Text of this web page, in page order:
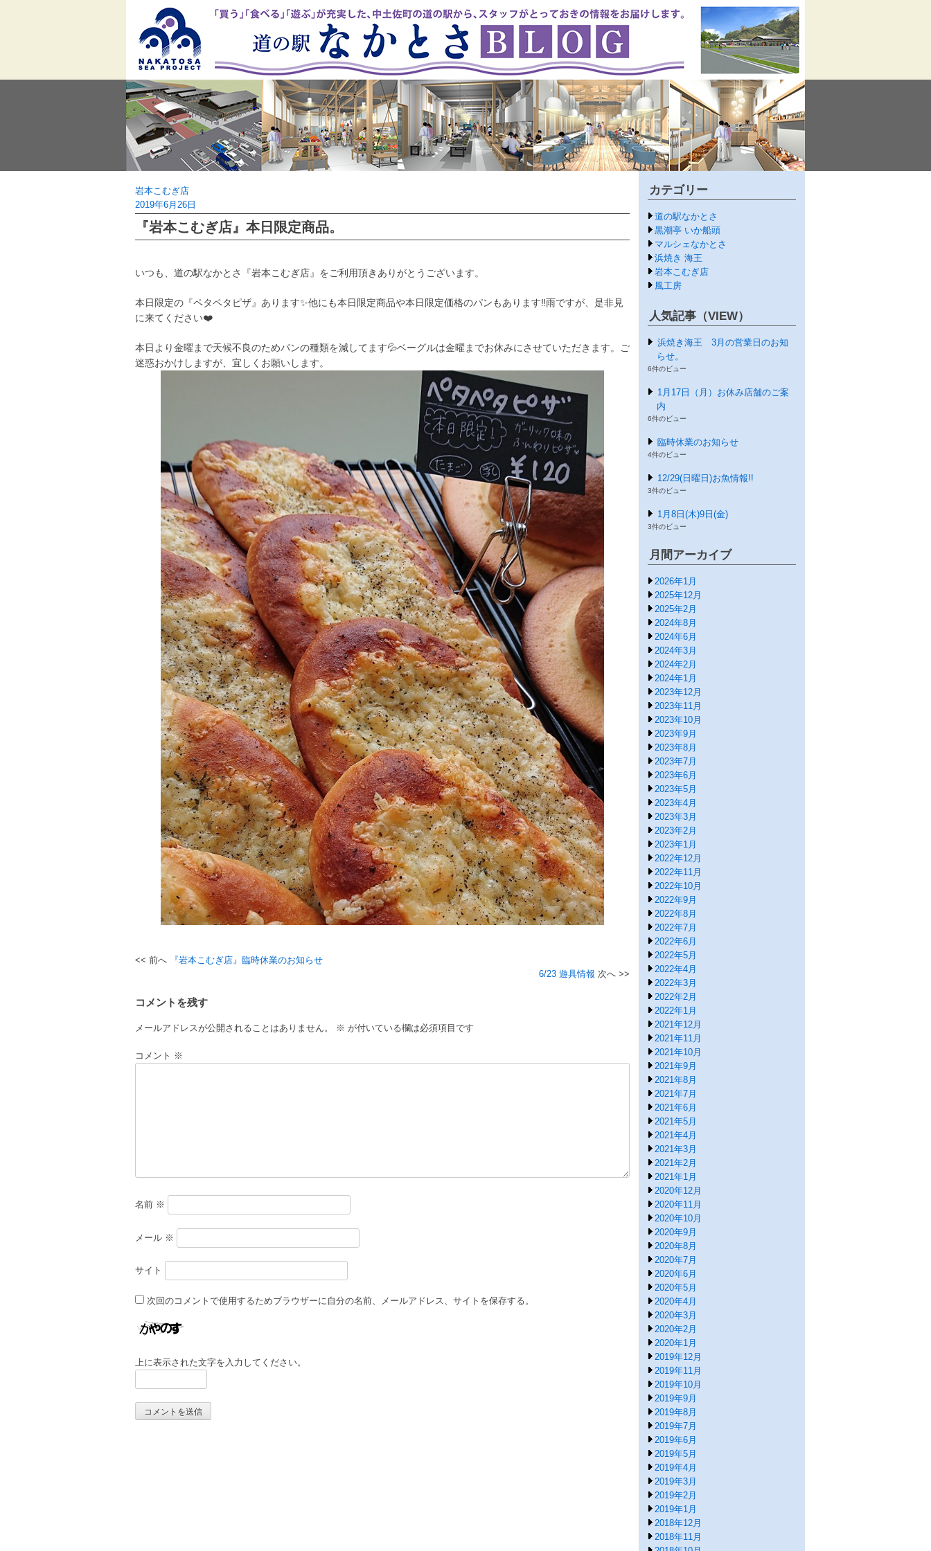
岩本こむぎ店
2019年6月26日
『岩本こむぎ店』本日限定商品。
いつも、道の駅なかとさ『岩本こむぎ店』をご利用頂きありがとうございます。
本日限定の『ペタペタピザ』あります✨他にも本日限定商品や本日限定価格のパンもあります‼️雨ですが、是非見
に来てください❤️
本日より金曜まで天候不良のためパンの種類を減してます💦ベーグルは金曜までお休みにさせていただきます。ご
迷惑おかけしますが、宜しくお願いします。
投
ナ
ビ
『岩本こむぎ店』臨時休業のお知らせ
6/23 遊具情報
コメントを残す
メールアドレスが公開されることはありません。 ※ が付いている欄は必須項目です
コメント ※
名前 ※
メール ※
サイト
次回のコメントで使用するためブラウザーに自分の名前、メールアドレス、サイトを保存する。
上に表示された文字を入力してください。
カテゴリー
道の駅なかとさ
黒潮亭 いか船頭
マルシェなかとさ
浜焼き 海王
岩本こむぎ店
風工房
人気記事（VIEW）
浜焼き海王 3月の営業日のお知
らせ。
6件のビュー
1月17日（月）お休み店舗のご案
内
6件のビュー
臨時休業のお知らせ
4件のビュー
12/29(日曜日)お魚情報!!
3件のビュー
1月8日(木)9日(金)
3件のビュー
月間アーカイブ
2026年1月
2025年12月
2025年2月
2024年8月
2024年6月
2024年3月
2024年2月
2024年1月
2023年12月
2023年11月
2023年10月
2023年9月
2023年8月
2023年7月
2023年6月
2023年5月
2023年4月
2023年3月
2023年2月
2023年1月
2022年12月
2022年11月
2022年10月
2022年9月
2022年8月
2022年7月
2022年6月
2022年5月
2022年4月
2022年3月
2022年2月
2022年1月
2021年12月
2021年11月
2021年10月
2021年9月
2021年8月
2021年7月
2021年6月
2021年5月
2021年4月
2021年3月
2021年2月
2021年1月
2020年12月
2020年11月
2020年10月
2020年9月
2020年8月
2020年7月
2020年6月
2020年5月
2020年4月
2020年3月
2020年2月
2020年1月
2019年12月
2019年11月
2019年10月
2019年9月
2019年8月
2019年7月
2019年6月
2019年5月
2019年4月
2019年3月
2019年2月
2019年1月
2018年12月
2018年11月